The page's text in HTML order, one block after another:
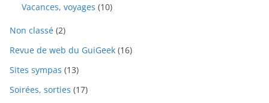
Vacances, voyages (10)
Non classé (2)
Revue de web du GuiGeek (16)
Sites sympas (13)
Soirées, sorties (17)